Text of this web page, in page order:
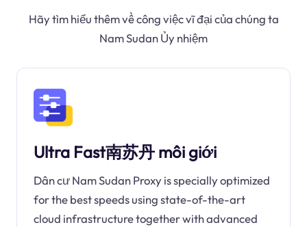
Hãy tìm hiểu thêm về công việc vĩ đại của chúng ta
Nam Sudan Ủy nhiệm
Ultra Fast南苏丹 môi giới
Dân cư Nam Sudan Proxy is specially optimized
for the best speeds using state-of-the-art
cloud infrastructure together with advanced